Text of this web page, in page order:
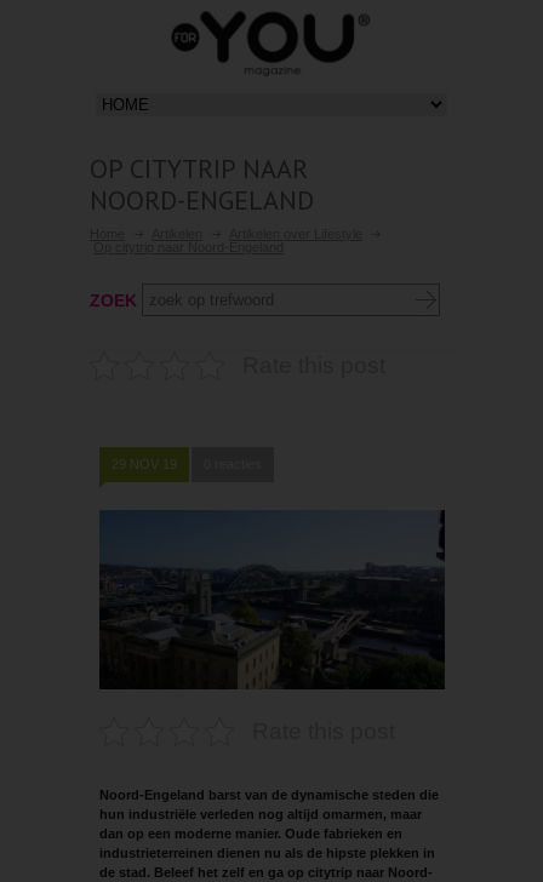
OP CITYTRIP NAAR
NOORD-ENGELAND
ZOEK
29 NOV 19
Noord-Engeland barst van de dynamische steden die
hun industriële verleden nog altijd omarmen, maar
dan op een moderne manier. Oude fabrieken en
industrieterreinen dienen nu als de hipste plekken in
de stad. Beleef het zelf en ga op citytrip naar Noord-